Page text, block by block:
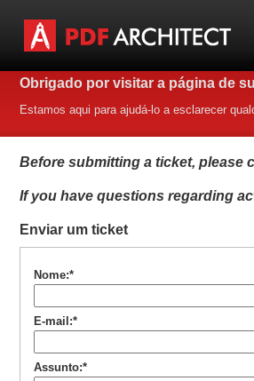
Obrigado por visitar a página de
Estamos aqui para ajudá-lo a esclarecer
Before submitting a ticket, please
If you have questions regarding
Enviar um ticket
Nome:*
E-mail:*
Assunto:*